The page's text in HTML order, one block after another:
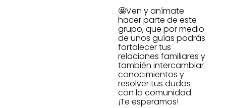
🤩Ven y anímate
hacer parte de este
grupo, que por medio
de unos guías podrás
fortalecer tus
relaciones familiares y
también intercambiar
conocimientos y
resolver tus dudas
con la comunidad.
¡Te esperamos!